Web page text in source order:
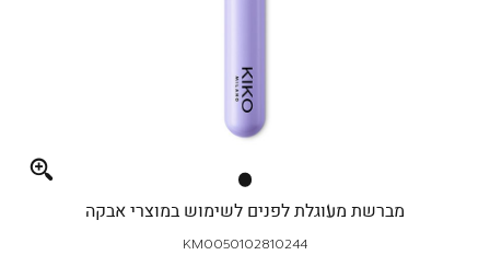
Full
מברשת מעוגלת לפנים לשימוש במוצרי אבקה
KM0050102810244